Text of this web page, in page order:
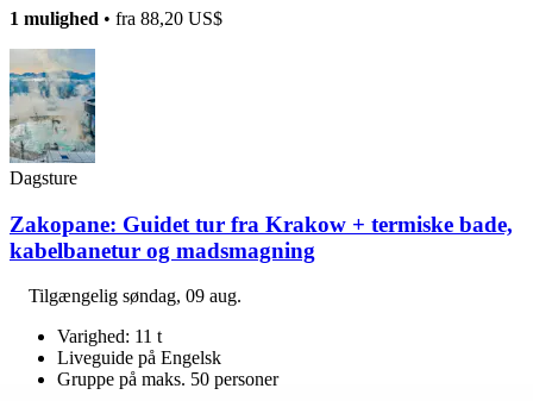
1 mulighed • fra 88,20 US$
Dagsture
Zakopane: Guidet tur fra Krakow + termiske bade,
kabelbanetur og madsmagning
Tilgængelig søndag, 09 aug.
Varighed: 11 t
Liveguide på Engelsk
Gruppe på maks. 50 personer